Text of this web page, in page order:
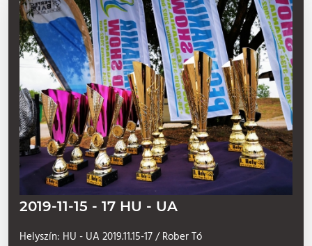
2019-11-15 - 17 HU - UA
Helyszín: HU - UA 2019.11.15-17 / Rober Tó